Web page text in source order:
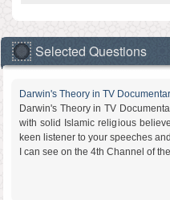
Selected Questions
Darwin's Theory in TV
Darwin's Theory in TV
with solid Islamic religious
keen listener to your speeches
I can see on the 4th Channel of